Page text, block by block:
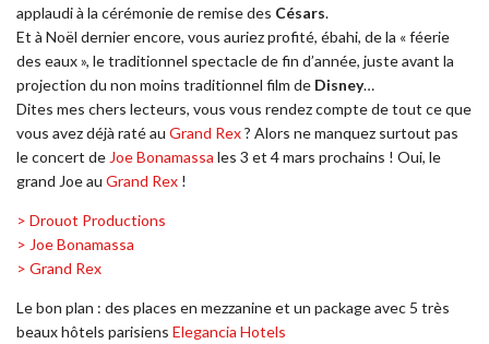
applaudi à la cérémonie de remise des Césars.
Et à Noël dernier encore, vous auriez profité, ébahi, de la « féerie
des eaux », le traditionnel spectacle de fin d’année, juste avant la
projection du non moins traditionnel film de Disney…
Dites mes chers lecteurs, vous vous rendez compte de tout ce que
vous avez déjà raté au Grand Rex? Alors ne manquez surtout pas
le concert de Joe Bonamassa les 3 et 4 mars prochains ! Oui, le
grand Joe au Grand Rex !
> Drouot Productions
> Joe Bonamassa
> Grand Rex
Le bon plan : des places en mezzanine et un package avec 5 très
beaux hôtels parisiens Elegancia Hotels